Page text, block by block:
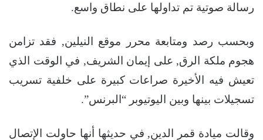
رسالة صوتية تم تداولها على نطاق واسع.
وبحسب رصد ومتابعة محرر موقع النيلين, فقد تزامن
هجوم ملكة الرق, على إيمان الشريف, في الوقت الذي
تعيش فيه الأخيرة صراعات كبيرة على خلفية تسريب
تسجيلات بينها وبين اليوتيوبر “البرنس”.
وقالت ميادة قمر الدين, في حديثها أنها حاولت الإتصال